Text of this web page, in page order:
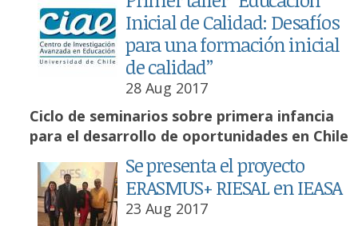
Inicial de Calidad: Desafíos
para una formación inicial
de calidad”
28 Aug 2017
Ciclo de seminarios sobre primera infancia
para el desarrollo de oportunidades en Chile
Se presenta el proyecto
ERASMUS+ RIESAL en IEASA
23 Aug 2017